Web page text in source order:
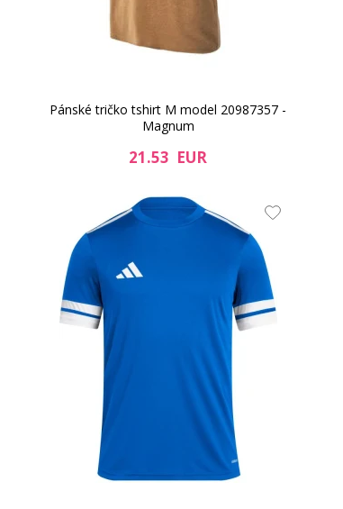
Pánské tričko tshirt M model 20987357 -
Magnum
21.53 EUR